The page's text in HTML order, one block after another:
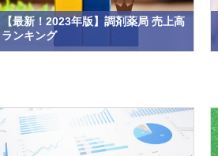
【最新！2023年版】調剤薬局 売上高
ランキング